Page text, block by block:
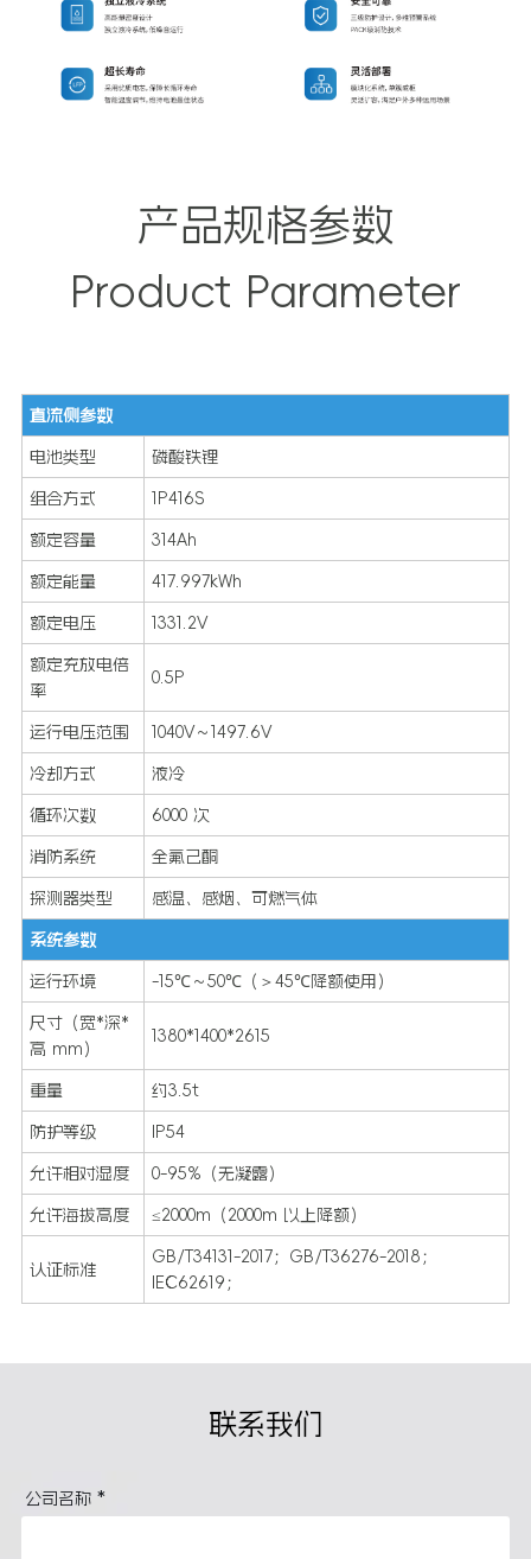
产品规格参数
Product Parameter
直流侧参数
电池类型 磷酸铁锂
组合方式 1P416S
额定容量 314Ah
额定能量 417.997kWh
额定电压 1331.2V
额定充放电倍
率
0.5P
运行电压范围 1040V～1497.6V
冷却方式 液冷
循环次数 6000 次
消防系统 全氟己酮
探测器类型 感温、感烟、可燃气体
系统参数
运行环境 -15℃～50℃（＞45℃降额使用）
尺寸（宽*深*
高 mm）
1380*1400*2615
重量 约3.5t
防护等级 IP54
允许相对湿度 0-95%（无凝露）
允许海拔高度 ≤2000m（2000m 以上降额）
认证标准
GB/T34131-2017；GB/T36276-2018；
IEC62619；
联系我们
公司名称 *